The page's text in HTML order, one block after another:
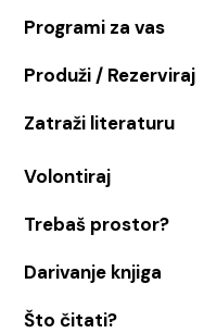
Programi za vas
Produži / Rezerviraj
Zatraži literaturu
Volontiraj
Trebaš prostor?
Darivanje knjiga
Što čitati?